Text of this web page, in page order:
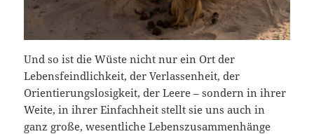
Und so ist die Wüste nicht nur ein Ort der
Lebensfeindlichkeit, der Verlassenheit, der
Orientierungslosigkeit, der Leere – sondern in ihrer
Weite, in ihrer Einfachheit stellt sie uns auch in
ganz große, wesentliche Lebenszusammenhänge